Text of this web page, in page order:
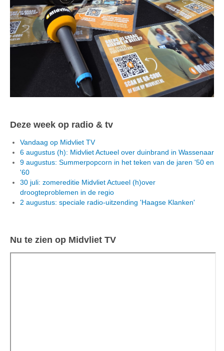
Deze week op radio & tv
Vandaag op Midvliet TV
6 augustus (h): Midvliet Actueel over duinbrand in Wassenaar
9 augustus: Summerpopcorn in het teken van de jaren '50 en
'60
30 juli: zomereditie Midvliet Actueel (h)over
droogteproblemen in de regio
2 augustus: speciale radio-uitzending 'Haagse Klanken'
Nu te zien op Midvliet TV